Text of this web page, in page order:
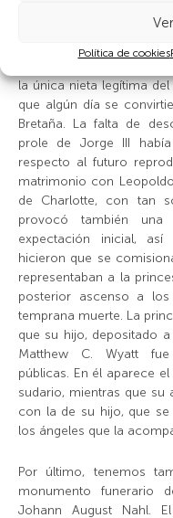
Política de cookies
Gales, fallecida en 1817
en el que su hijo nació
la única nieta legítima
que algún día se
Bretaña. La falta de
prole de Jorge III
respecto al futuro
matrimonio con
de Charlotte, con tan
provocó también
expectación inicial,
hicieron que se
representaban a la
posterior ascenso a
temprana muerte. La
que su hijo, depositado
Matthew C. Wyatt fue
públicas. En él aparece
sudario, mientras que su
con la de su hijo, que
los ángeles que la
Por último, tenemos
monumento funerario
Johann August Nahl.